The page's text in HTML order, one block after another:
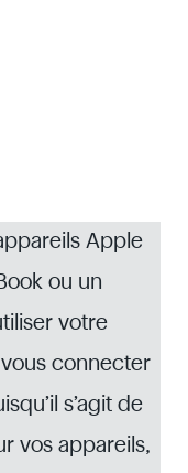
Apple
ou un
votre
connecter
s’agit de
vos appareils,